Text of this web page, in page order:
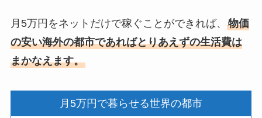
月5万円をネットだけで稼ぐことができれば、 物価
の安い海外の都市であればとりあえずの生活費は
まかなえます。
月5万円で暮らせる世界の都市